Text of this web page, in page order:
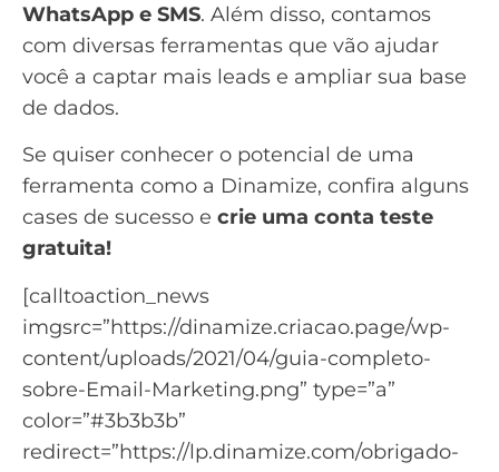
WhatsApp e SMS. Além disso, contamos
com diversas ferramentas que vão ajudar
você a captar mais leads e ampliar sua base
de dados.
Se quiser conhecer o potencial de uma
ferramenta como a Dinamize, confira alguns
cases de sucesso e crie uma conta teste
gratuita!
[calltoaction_news
imgsrc=”https://dinamize.criacao.page/wp-
content/uploads/2021/04/guia-completo-
sobre-Email-Marketing.png” type=”a”
color=”#3b3b3b”
redirect=”https://lp.dinamize.com/obrigado-